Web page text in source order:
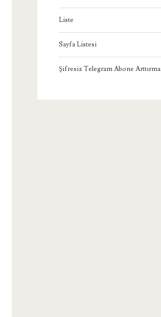
Liste
Sayfa Listesi
Şifresiz Telegram Abone Arttırma